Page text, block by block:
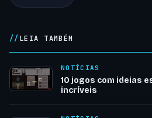
LEIA TAMBÉM
NOTÍCIAS
10 jogos com ideias
incríveis